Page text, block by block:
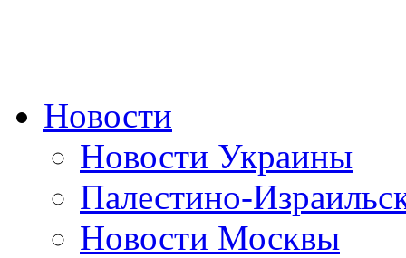
Новости
Новости Украины
Палестино-
Новости Москвы